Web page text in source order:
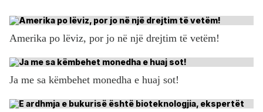
Amerika po lëviz, por jo në një drejtim të vetëm!
Ja me sa këmbehet monedha e huaj sot!